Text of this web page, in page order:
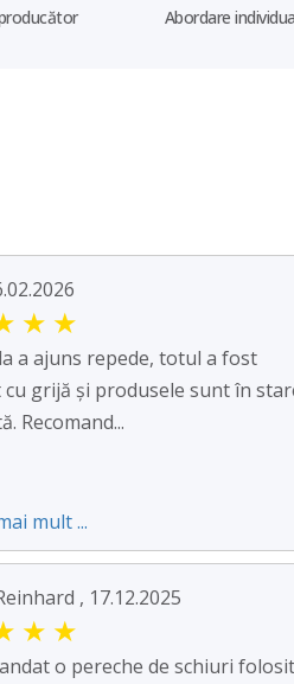
Abordare
★ ★
a ajuns repede, totul a fost
cu grijă și produsele sunt în
Recomand...
mult ...
, 17.12.2025
★ ★
o pereche de schiuri